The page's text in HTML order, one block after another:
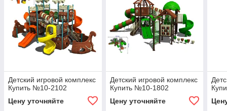
Детский игровой комплекс
Купить №10-2102
Цену уточняйте
Детский игровой комплекс
Купить №10-1802
Цену уточняйте